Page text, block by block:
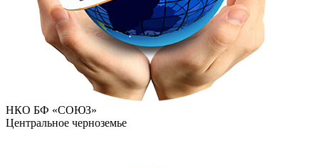
НКО БФ «СОЮЗ»
Центральное черноземье